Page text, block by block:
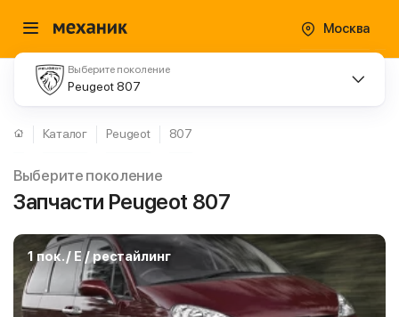
Москва
Выберите поколение
Peugeot 807
Каталог Peugeot 807
Выберите поколение
Запчасти Peugeot 807
1 пок. / E / рестайлинг